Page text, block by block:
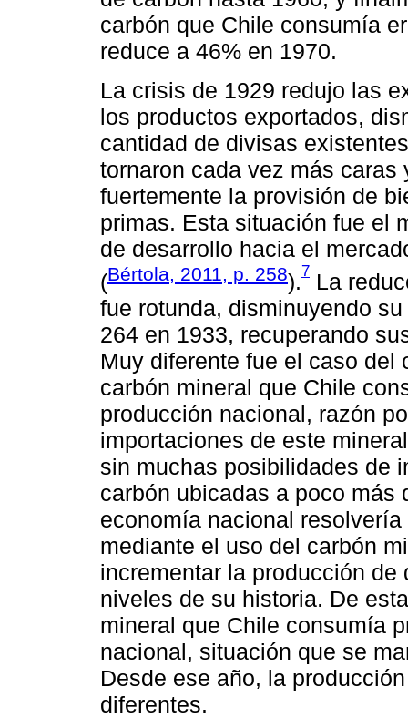
carbón que Chile consumía
reduce a 46% en 1970.
La crisis de 1929 redujo las
los productos exportados,
cantidad de divisas
tornaron cada vez más
fuertemente la provisión de
primas. Esta situación fue el
de desarrollo hacia el
(Bértola, 2011, p. 258).7 La
fue rotunda, disminuyendo
264 en 1933, recuperando
Muy diferente fue el caso del
carbón mineral que Chile
producción nacional, razón
importaciones de este
sin muchas posibilidades de
carbón ubicadas a poco más
economía nacional
mediante el uso del carbón
incrementar la producción
niveles de su historia. De
mineral que Chile consumía
nacional, situación que se
Desde ese año, la
diferentes.